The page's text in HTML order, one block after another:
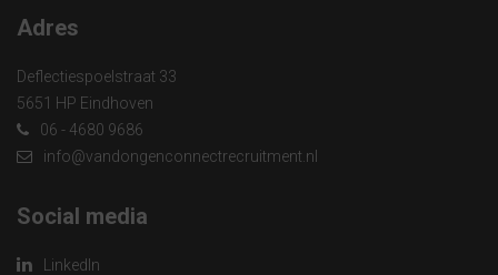
Adres
Deflectiespoelstraat 33
5651 HP Eindhoven
06 - 4680 9686
info@vandongenconnectrecruitment.nl
Social media
LinkedIn